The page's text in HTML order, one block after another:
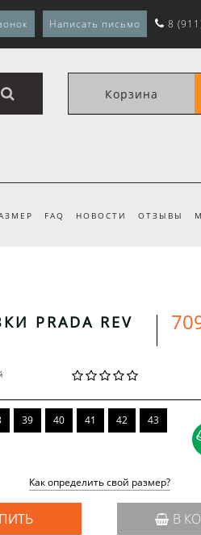
Написать письмо 8
Корзина
FAQ НОВОСТИ ОТЗЫВЫ
PRADA REV
39 40 41 42 43
Как определить свой размер?
В